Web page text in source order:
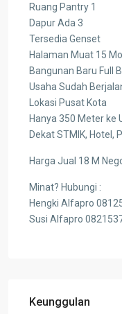
Ruang Pantry 1
Dapur Ada 3
Tersedia Genset
Halaman Muat 15
Bangunan Baru Full
Usaha Sudah
Lokasi Pusat Kota
Hanya 350 Meter ke
Dekat STMIK, Hotel,
Harga Jual 18 M
Minat? Hubungi :
Hengki Alfapro
Susi Alfapro
Keunggulan